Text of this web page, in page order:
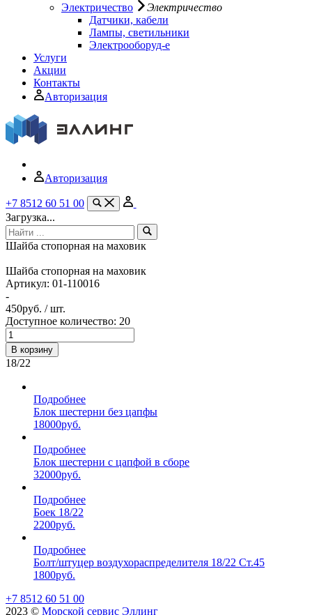
Электричество
Электричество
Датчики, кабели
Лампы, светильники
Электрооборуд-е
Услуги
Акции
Контакты
Авторизация
Авторизация
+7 8512 60 51 00
Загрузка...
Шайба стопорная на маховик
Шайба стопорная на маховик
Артикул: 01-110016
-
450руб. / шт.
Доступное количество: 20
В корзину
18/22
Подробнее
Блок шестерни без цапфы
18000руб.
Подробнее
Блок шестерни с цапфой в сборе
32000руб.
Подробнее
Боек 18/22
2200руб.
Подробнее
Болт/штуцер воздухораспределителя 18/22 Ст.45
1800руб.
+7 8512 60 51 00
2023 ©️ Морской сервис Эллинг